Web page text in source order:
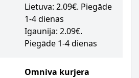
Lietuva: 2.09€. Piegāde
1-4 dienas
Igaunija: 2.09€.
Piegāde 1-4 dienas
Omniva kurjera